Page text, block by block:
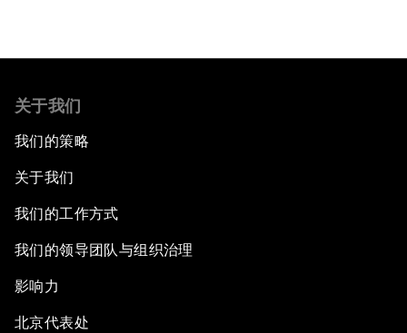
关于我们
我们的策略
关于我们
我们的工作方式
我们的领导团队与组织治理
影响力
北京代表处